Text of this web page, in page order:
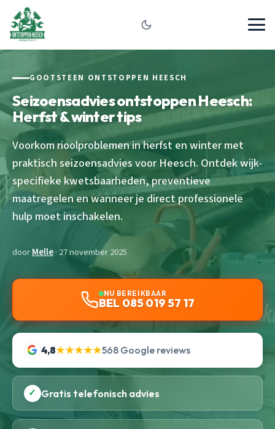
GOOTSTEEN ONTSTOPPEN HEESCH
Seizoensadvies ontstoppen Heesch:
Herfst & winter tips
Voorkom rioolproblemen in herfst en winter met
praktisch seizoensadvies voor Heesch. Ontdek wijk-
specifieke kwetsbaarheden, preventieve
maatregelen en wanneer je direct professionele
hulp moet inschakelen.
doorMelle· 27 november 2025
NU BEREIKBAAR
BEL 085 019 57 17
4,8★★★★★568 Google reviews
✓ Gratis telefonisch advies